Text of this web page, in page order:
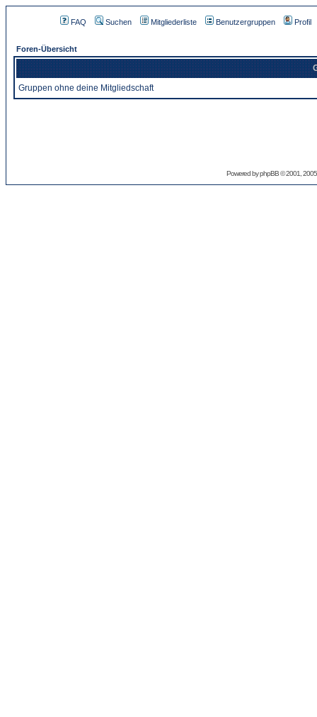
FAQ Suchen Mitgliederliste Benutzergruppen Profil
Foren-Übersicht
Gruppen ohne deine Mitgliedschaft
Powered byphpBB© 2001,